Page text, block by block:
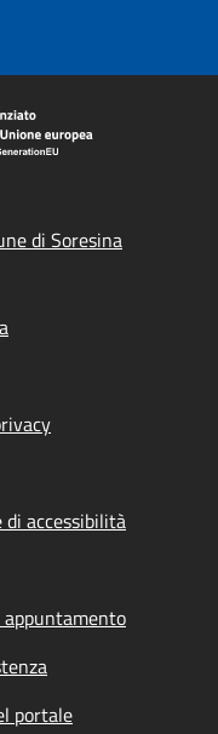
di Soresina
di accessibilità
portale